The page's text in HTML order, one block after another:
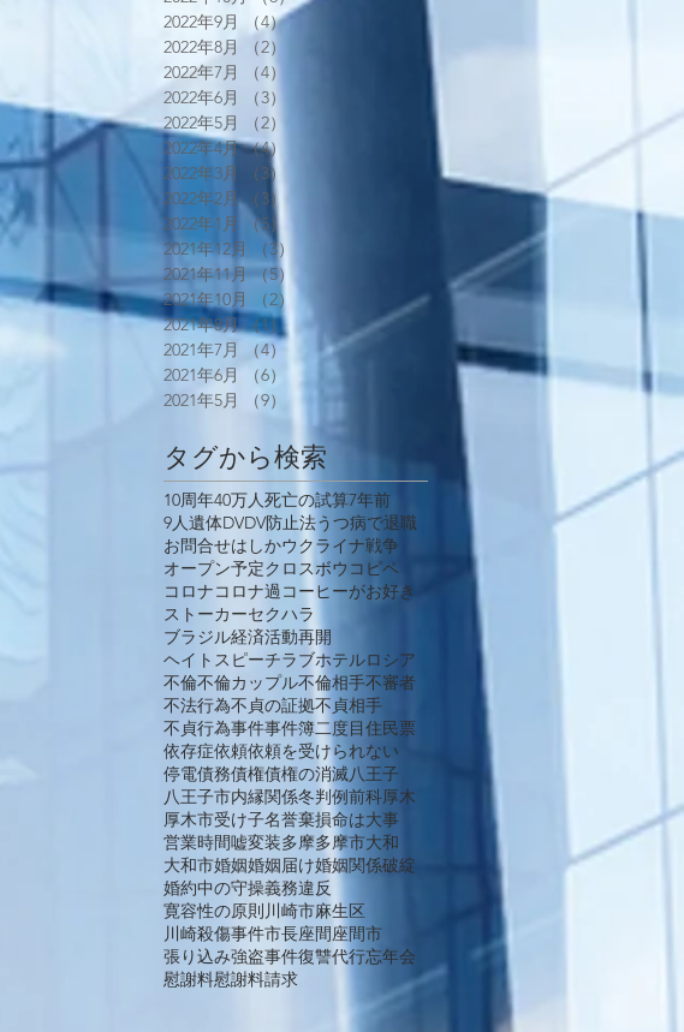
2022年9月
（4）4件の記事
2022年8月
（2）
2022年7月
（4）
2022年6月
（3）
2022年5月
（2）
2022年4月 （4）
2022年3月
（3）
2022年2月 （3）
2022年1月
（5）
2021年12月
（3）
2021年11月
（5）
2021年10月
（2）
2021年8月 （1）1件の記事
2021年7月
（4）
4件の記事
2021年6月
（6）
2021年5月
（9）
タグから検索
10周年40万人死亡の試算7年前
9人遺体DVDV防止法うつ病で退職
お問合せはしかウクライナ戦争
オープン予定クロスボウ コピペ
コロナコロナ過コーヒーがお好き
ストーカーセクハラ
ブラジル経済活動再開
ヘイトスピーチラブホテルロシア
不倫不倫カップル不倫相手不審者
不法行為不貞の証拠不貞相手
不貞行為事件事件簿二度目住民票
依存症依頼依頼を受けられない
停電債務債権債権の消滅八王子
八王子市内縁関係冬判例前科厚木
厚木市受け子名誉棄損命は大事
営業時間嘘変装多摩多摩市大和
大和市婚姻婚姻届け婚姻関係破綻
婚約中の守操義務違反
寛容性の原則川崎市麻生区
川崎殺傷事件市長座間座間市
張り込み強盗事件復讐代行忘年会
慰謝料慰謝料請求